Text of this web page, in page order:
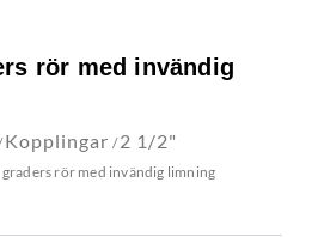
rör med invändig
Kopplingar /2 1/2"
graders rör med invändig limning